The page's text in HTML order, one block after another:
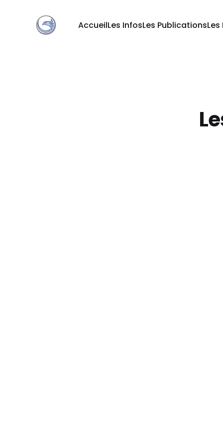
AccueilLes InfosLes Publications